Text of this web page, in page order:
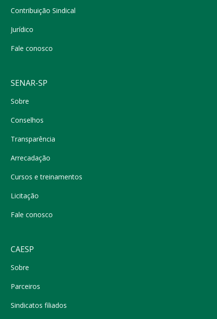
Contribuição Sindical
Jurídico
Fale conosco
SENAR-SP
Sobre
Conselhos
Transparência
Arrecadação
Cursos e treinamentos
Licitação
Fale conosco
CAESP
Sobre
Parceiros
Sindicatos filiados